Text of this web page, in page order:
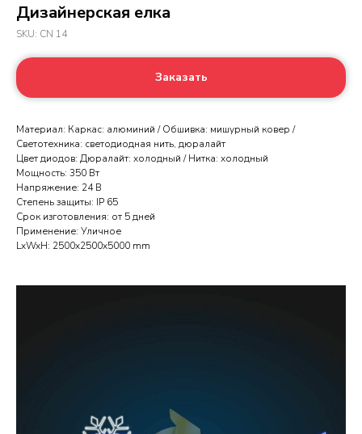
Дизайнерская елка
SKU: CN 14
Заказать
Материал: Каркас: алюминий / Обшивка: мишурный ковер /
Светотехника: светодиодная нить, дюралайт
Цвет диодов: Дюралайт: холодный / Нитка: холодный
Мощность: 350 Вт
Напряжение: 24 В
Степень защиты: IP 65
Срок изготовления: от 5 дней
Применение: Уличное
LxWxH: 2500x2500x5000 mm